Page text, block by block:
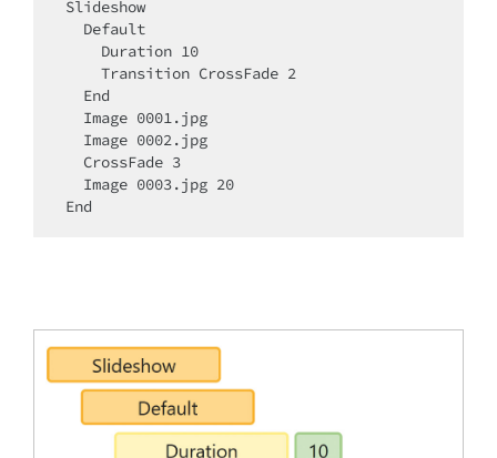
Slideshow
End